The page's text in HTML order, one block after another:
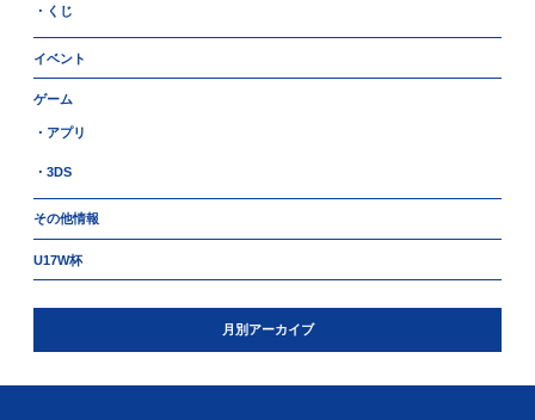
・くじ
イベント
ゲーム
・アプリ
・3DS
その他情報
U17W杯
月別アーカイブ